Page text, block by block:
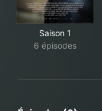
Saison 1
6 épisodes